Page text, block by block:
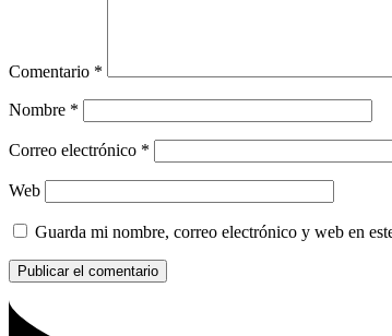
Comentario *
Nombre *
Correo electrónico *
Web
Guarda mi nombre, correo electrónico y web en